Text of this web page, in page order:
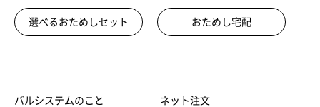
選べるおためしセット おためし宅配
パルシステムのこと ネット注文